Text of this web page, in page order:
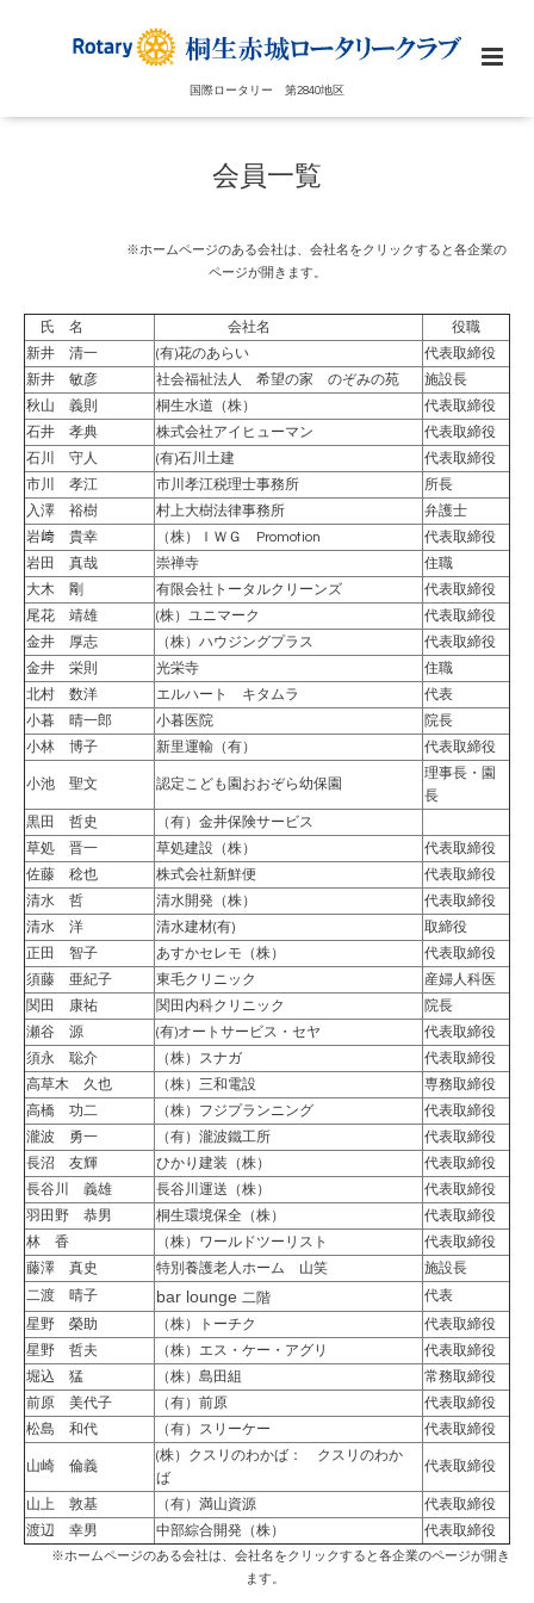
国際ロータリー 第2840地区
会員一覧
※ホームページのある会社は、会社名をクリックすると各企業の
ページが開きます。
氏 名 会社名
役職
新井 清一
(有)花のあらい
代表取締役
新井 敏彦
社会福祉法人 希望の家 のぞみの苑
施設長
秋山 義則
桐生水道（株）
代表取締役
石井 孝典
株式会社アイヒューマン
代表取締役
石川 守人
(有)石川土建
代表取締役
市川 孝江
市川孝江税理士事務所
所長
入澤 裕樹
村上大樹法律事務所
弁護士
岩﨑 貴幸
（株）ＩＷＧ Promotion
代表取締役
岩田 真哉
崇禅寺
住職
大木 剛
有限会社トータルクリーンズ
代表取締役
尾花 靖雄
(株）ユニマーク
代表取締役
金井 厚志
（株）ハウジングプラス
代表取締役
金井 栄則
光栄寺
住職
北村 数洋
エルハート キタムラ
代表
小暮 晴一郎
小暮医院
院長
小林 博子
新里運輸（有） 代表取締役
小池 聖文 認定こども園おおぞら幼保園
理事長・園
長
黒田 哲史
（有）金井保険サービス
草処 晋一
草処建設（株）
代表取締役
佐藤 稔也
株式会社新鮮便
代表取締役
清水 哲
清水開発（株）
代表取締役
清水 洋
清水建材(有)
取締役
正田 智子
あすかセレモ（株）
代表取締役
須藤 亜紀子
東毛クリニック
産婦人科医
関田 康祐
関田内科クリニック
院長
瀬谷 源
(有)オートサービス・セヤ
代表取締役
須永 聡介
（株）スナガ
代表取締役
高草木 久也
（株）三和電設
専務取締役
高橋 功二
（株）フジプランニング
代表取締役
瀧波 勇一
（有）瀧波鐵工所
代表取締役
長沼 友輝
ひかり建装（株）
代表取締役
長谷川 義雄
長谷川運送（株）
代表取締役
羽田野 恭男
桐生環境保全（株）
代表取締役
林 香
（株）ワールドツーリスト
代表取締役
藤澤 真史
特別養護老人ホーム 山笑
施設長
二渡 晴子
bar lounge 二階
代表
星野 榮助
（株）トーチク
代表取締役
星野 哲夫
（株）エス・ケー・アグリ
代表取締役
堀込 猛
（株）島田組
常務取締役
前原 美代子
（有）前原
代表取締役
松島 和代
（有）スリーケー 代表取締役
山崎 倫義
(株）クスリのわかば ： クスリのわか
ば
代表取締役
山上 敦基 （有）満山資源
代表取締役
渡辺 幸男
中部綜合開発（株） 代表取締役
※ホームページのある会社は、会社名をクリックすると各企業のページが開き
ます。